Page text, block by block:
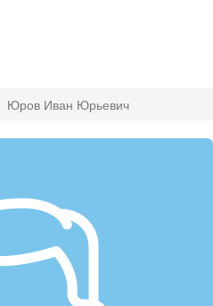
Юров Иван Юрьевич